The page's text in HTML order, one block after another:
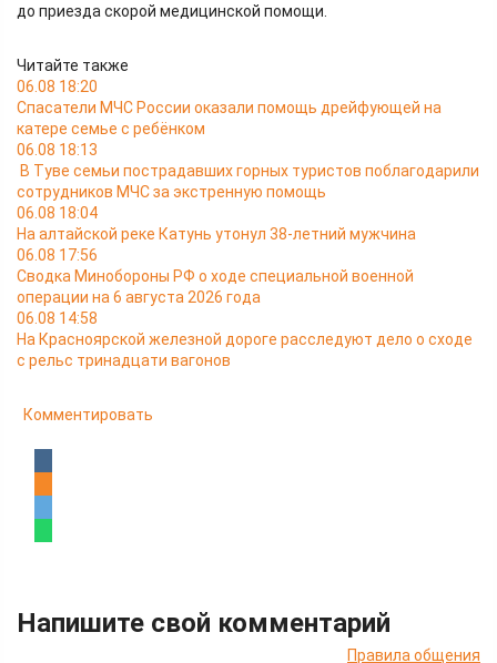
до приезда скорой медицинской помощи.
Читайте также
06.08 18:20
Спасатели МЧС России оказали помощь дрейфующей на
катере семье с ребёнком
06.08 18:13
В Туве семьи пострадавших горных туристов поблагодарили
сотрудников МЧС за экстренную помощь
06.08 18:04
На алтайской реке Катунь утонул 38-летний мужчина
06.08 17:56
Сводка Минобороны РФ о ходе специальной военной
операции на 6 августа 2026 года
06.08 14:58
На Красноярской железной дороге расследуют дело о сходе
с рельс тринадцати вагонов
Комментировать
Напишите свой комментарий
Правила общения